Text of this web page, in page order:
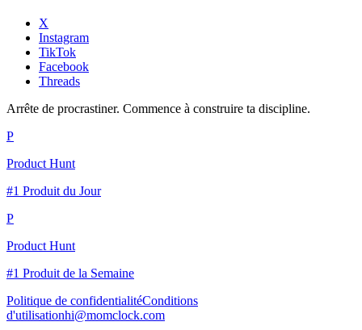
X
Instagram
TikTok
Facebook
Threads
Arrête de procrastiner. Commence à construire ta discipline.
P
Product Hunt
#1 Produit du Jour
P
Product Hunt
#1 Produit de la Semaine
Politique de confidentialitéConditions
d'utilisationhi@momclock.com